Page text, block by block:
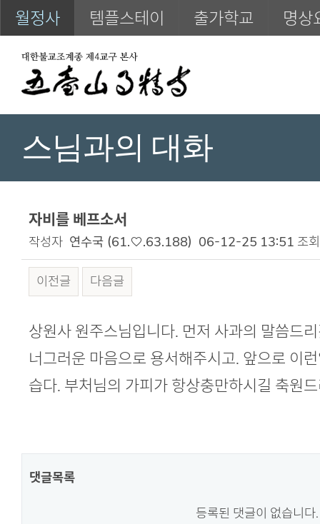
월정사 템플스테이 출가학교 명상
스님과의 대화
자비를 베프소서
작성자 연수국 (61.♡.63.188) 06-12-25 13:51 조회
이전글 다음글
본문
상원사 원주스님입니다. 먼저 사과의 말씀드
너그러운 마음으로 용서해주시고. 앞으로 이
습다. 부처님의 가피가 항상충만하시길 축원
댓글목록
등록된 댓글이 없습니다.